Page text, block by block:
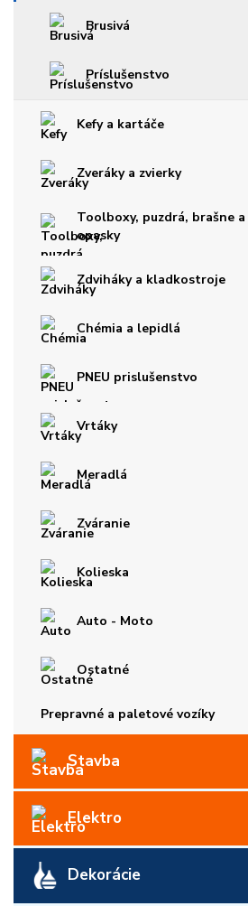
Brusivá
Príslušenstvo
Kefy a kartáče
Zveráky a zvierky
Toolboxy, puzdrá, brašne a
opasky
Zdviháky a kladkostroje
Chémia a lepidlá
PNEU prislušenstvo
Vrtáky
Meradlá
Zváranie
Kolieska
Auto - Moto
Ostatné
Prepravné a paletové vozíky
Stavba
Elektro
Dekorácie